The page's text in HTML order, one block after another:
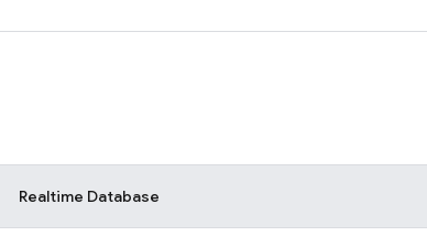
Realtime Database